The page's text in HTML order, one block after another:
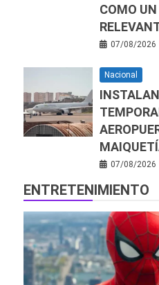
COMO
07/08/2026
Nacional
07/08/2026
ENTRETENIMIENTO